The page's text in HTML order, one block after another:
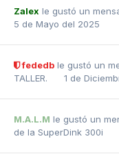
Zalex le gustó un
5 de Mayo del 2025
fededb le gustó un
TALLER.
1 de
M.A.L.M le gustó un
de la SuperDink 300i